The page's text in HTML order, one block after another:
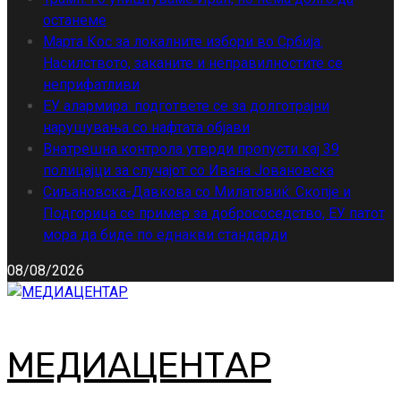
останеме
Марта Кос за локалните избори во Србија:
Насилството, заканите и неправилностите се
неприфатливи
ЕУ алармира: подгответе се за долготрајни
нарушувања со нафтата објави
Внатрешна контрола утврди пропусти кај 39
полицајци за случајот со Ивана Јовановска
Сиљановска-Давкова со Милатовиќ: Скопје и
Подгорица се пример за добрососедство, ЕУ патот
мора да биде по еднакви стандарди
08/08/2026
МЕДИАЦЕНТАР